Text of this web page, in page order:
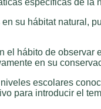
específicas de la
su hábitat natural,
el hábito de observar
en su
escolares
para introducir el